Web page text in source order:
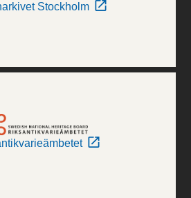
Stockholm